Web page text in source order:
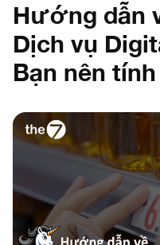
Hướng dẫn
Dịch vụ
Bạn nên